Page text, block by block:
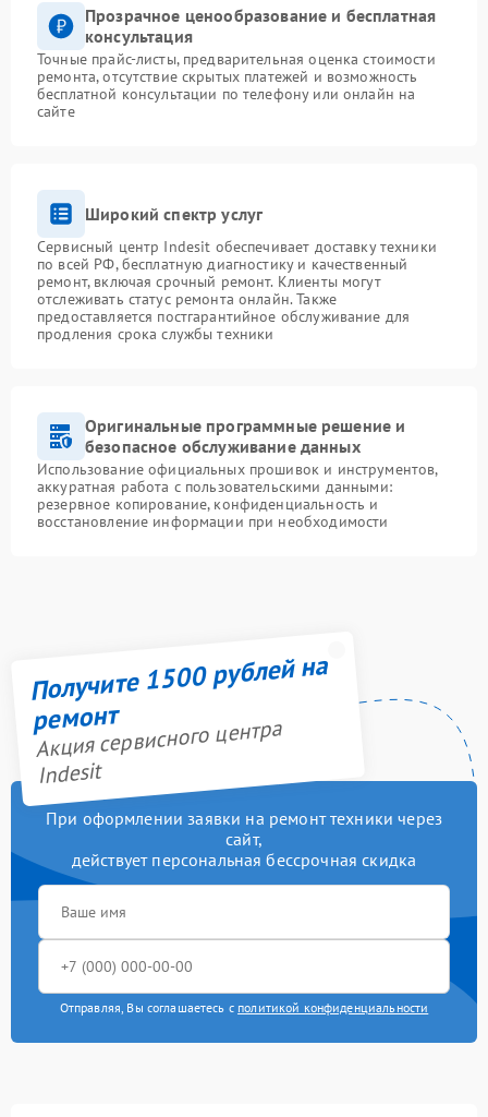
Прозрачное ценообразование и бесплатная
консультация
Точные прайс-листы, предварительная оценка стоимости
ремонта, отсутствие скрытых платежей и возможность
бесплатной консультации по телефону или онлайн на
сайте
Широкий спектр услуг
Сервисный центр Indesit обеспечивает доставку техники
по всей РФ, бесплатную диагностику и качественный
ремонт, включая срочный ремонт. Клиенты могут
отслеживать статус ремонта онлайн. Также
предоставляется постгарантийное обслуживание для
продления срока службы техники
Оригинальные программные решение и
безопасное обслуживание данных
Использование официальных прошивок и инструментов,
аккуратная работа с пользовательскими данными:
резервное копирование, конфиденциальность и
восстановление информации при необходимости
Получите 1500 рублей на
ремонт
Акция сервисного центра
Indesit
При оформлении заявки на ремонт техники через
сайт,
действует персональная бессрочная скидка
Отправляя, Вы соглашаетесь с политикой конфиденциальности